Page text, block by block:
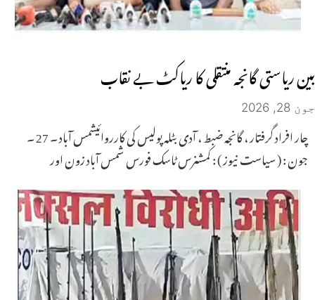
بین ریاستی گانجہ منتقلی کا ریاکٹ بے نقاب
جون 28, 2026
چار افراد گرفتار ، گانجہ ضبط ، آدی بٹلہ پولیس کی کارروائیشمس آباد ۔ 27 ۔
جون : ( سیاست نیوز ) : کمشنرس ٹاسک فورس شمس آباد زون اور